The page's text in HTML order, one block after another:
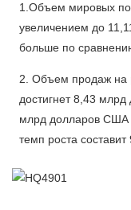
1.Объем мировых
увеличением до
больше по
2. Объем продаж на
достигнет 8,43
млрд долларов США
темп роста составит